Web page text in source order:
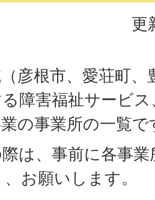
更
彦根市、愛荘町、
障害福祉サービ
の事業所の一覧で
は、事前に各事
お願いします。